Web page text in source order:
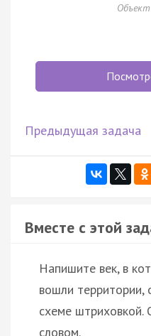
Предыдущая задача
Вместе с этой
Напишите век, в
вошли территории,
схеме штриховкой.
словом.